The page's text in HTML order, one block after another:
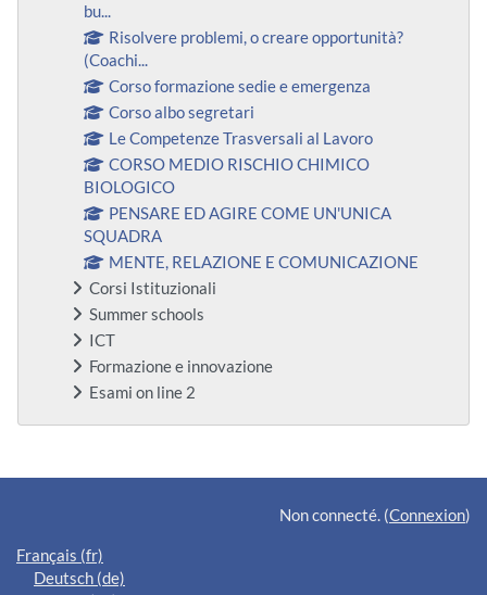
bu...
Risolvere problemi, o creare opportunità?
(Coachi...
Corso formazione sedie e emergenza
Corso albo segretari
Le Competenze Trasversali al Lavoro
CORSO MEDIO RISCHIO CHIMICO
BIOLOGICO
PENSARE ED AGIRE COME UN'UNICA
SQUADRA
MENTE, RELAZIONE E COMUNICAZIONE
Corsi Istituzionali
Summer schools
ICT
Formazione e innovazione
Esami on line 2
Blocs supplémentaires
Non connecté. (Connexion)
Français ‎(fr)‎
Deutsch ‎(de)‎